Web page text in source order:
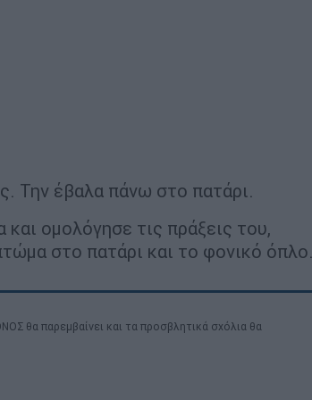
Την έβαλα πάνω στο πατάρι.
ομολόγησε τις πράξεις του,
στο πατάρι και το φονικό όπλο.
θα παρεμβαίνει και τα προσβλητικά σχόλια θα